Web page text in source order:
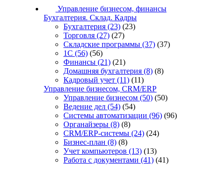
Управление бизнесом, финансы
Бухгалтерия. Склад. Кадры
Бухгалтерия (23) (23)
Торговля (27) (27)
Складские программы (37) (37)
1С (56) (56)
Финансы (21) (21)
Домашняя бухгалтерия (8) (8)
Кадровый учет (11) (11)
Управление бизнесом, CRM/ERP
Управление бизнесом (50) (50)
Ведение дел (54) (54)
Системы автоматизации (96) (96)
Органайзеры (8) (8)
CRM/ERP-системы (24) (24)
Бизнес-план (8) (8)
Учет компьютеров (13) (13)
Работа с документами (41) (41)